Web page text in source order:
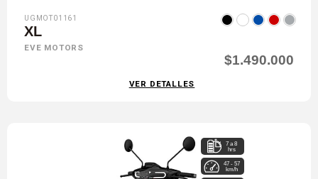
UGMOT01161
XL
EVE MOTORS
$1.490.000
VER DETALLES
7 a 8
hrs
47 - 57
km/h